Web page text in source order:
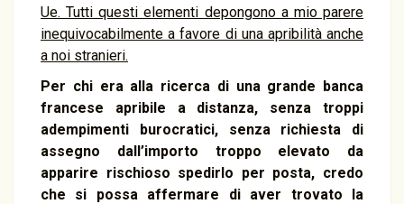
Ue. Tutti questi elementi depongono a mio parere
inequivocabilmente a favore di una apribilità anche
a noi stranieri.
Per chi era alla ricerca di una grande banca
francese apribile a distanza, senza troppi
adempimenti burocratici, senza richiesta di
assegno dall’importo troppo elevato da
apparire rischioso spedirlo per posta, credo
che si possa affermare di aver trovato la